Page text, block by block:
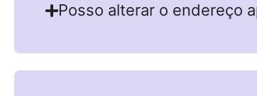
Posso alterar o endereço